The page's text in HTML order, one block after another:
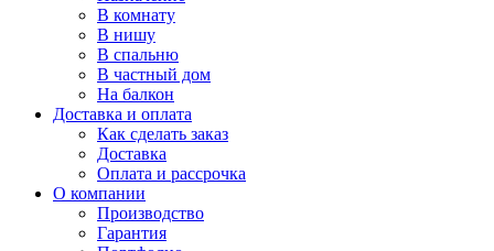
В комнату
В нишу
В спальню
В частный дом
На балкон
Доставка и оплата
Как сделать заказ
Доставка
Оплата и рассрочка
О компании
Производство
Гарантия